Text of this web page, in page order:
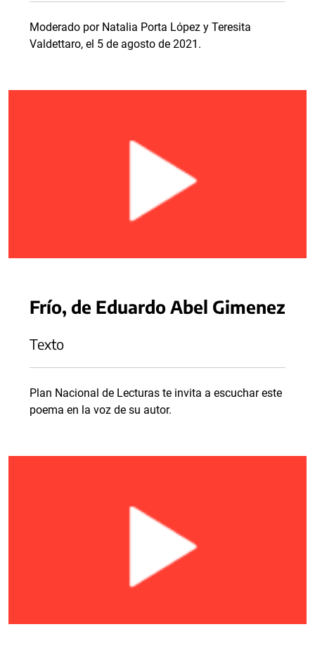
Moderado por Natalia Porta López y Teresita
Valdettaro, el 5 de agosto de 2021.
Frío, de Eduardo Abel Gimenez
Texto
Plan Nacional de Lecturas te invita a escuchar este
poema en la voz de su autor.